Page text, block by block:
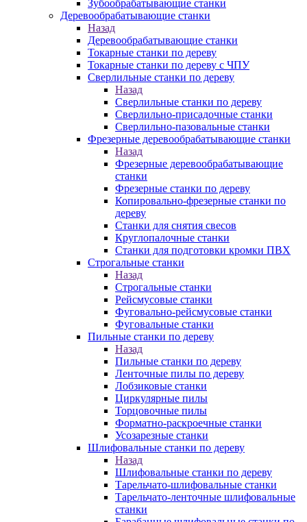
Зубообрабатывающие станки
Деревообрабатывающие станки
Назад
Деревообрабатывающие станки
Токарные станки по дереву
Токарные станки по дереву с ЧПУ
Сверлильные станки по дереву
Назад
Сверлильные станки по дереву
Сверлильно-присадочные станки
Сверлильно-пазовальные станки
Фрезерные деревообрабатывающие станки
Назад
Фрезерные деревообрабатывающие
станки
Фрезерные станки по дереву
Копировально-фрезерные станки по
дереву
Станки для снятия свесов
Круглопалочные станки
Станки для подготовки кромки ПВХ
Строгальные станки
Назад
Строгальные станки
Рейсмусовые станки
Фуговально-рейсмусовые станки
Фуговальные станки
Пильные станки по дереву
Назад
Пильные станки по дереву
Ленточные пилы по дереву
Лобзиковые станки
Циркулярные пилы
Торцовочные пилы
Форматно-раскроечные станки
Усозарезные станки
Шлифовальные станки по дереву
Назад
Шлифовальные станки по дереву
Тарельчато-шлифовальные станки
Тарельчато-ленточные шлифовальные
станки